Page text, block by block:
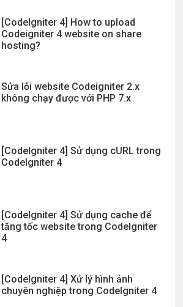
[CodeIgniter 4] How to upload
Codeigniter 4 website on share
hosting?
Sửa lỗi website Codeigniter 2.x
không chạy được với PHP 7.x
[CodeIgniter 4] Sử dụng cURL trong
CodeIgniter 4
[CodeIgniter 4] Sử dụng cache để
tăng tốc website trong CodeIgniter
4
[CodeIgniter 4] Xử lý hình ảnh
chuyên nghiệp trong CodeIgniter 4